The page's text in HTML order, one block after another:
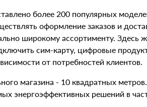
более 200 популярных
оформление заказов и
широкому ассортименту. Здесь
сим-карту, цифровые
от потребностей клиентов.
магазина - 10 квадратных
энергоэффективных решений в